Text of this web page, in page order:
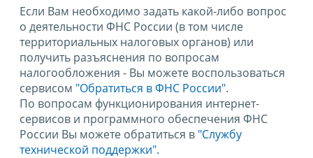
Если Вам необходимо задать какой-либо вопрос
о деятельности ФНС России (в том числе
территориальных налоговых органов) или
получить разъяснения по вопросам
налогообложения - Вы можете воспользоваться
сервисом "Обратиться в ФНС России".
По вопросам функционирования интернет-
сервисов и программного обеспечения ФНС
России Вы можете обратиться в "Службу
технической поддержки".